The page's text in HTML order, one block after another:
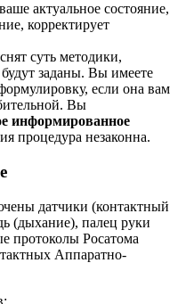
актуальное состояние,
корректирует
суть методики,
заданы. Вы имеете
если она вам
Вы
информированное
процедура незаконна.
датчики (контактный
(дыхание), палец руки
протоколы Росатома
Аппаратно-